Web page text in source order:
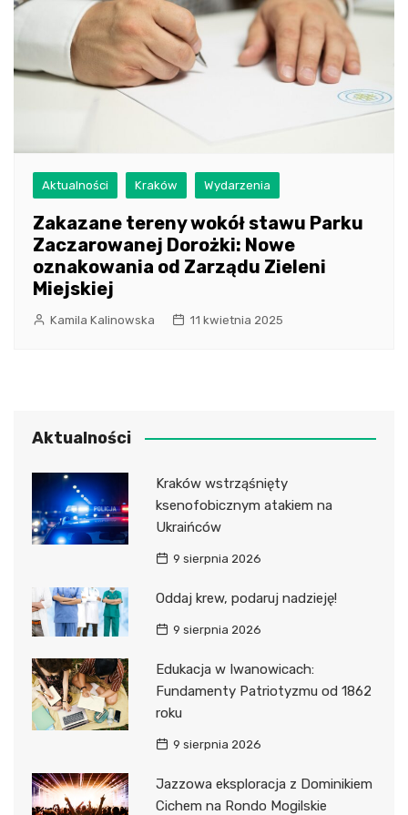
Aktualności Kraków Wydarzenia
Zakazane tereny wokół stawu Parku
Zaczarowanej Dorożki: Nowe
oznakowania od Zarządu Zieleni
Miejskiej
Kamila Kalinowska 11 kwietnia 2025
Aktualności
Kraków wstrząśnięty
ksenofobicznym atakiem na
Ukraińców
9 sierpnia 2026
Oddaj krew, podaruj nadzieję!
9 sierpnia 2026
Edukacja w Iwanowicach:
Fundamenty Patriotyzmu od 1862
roku
9 sierpnia 2026
Jazzowa eksploracja z Dominikiem
Cichem na Rondo Mogilskie